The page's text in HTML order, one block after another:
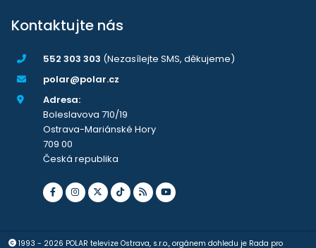
Kontaktujte nás
552 303 303 (Nezasílejte SMS, děkujeme)
polar@polar.cz
Adresa:
Boleslavova 710/19
Ostrava-Mariánské Hory
709 00
Česká republika
1993 - 2026 POLAR televize Ostrava, s.r.o., orgánem dohledu je Rada pro